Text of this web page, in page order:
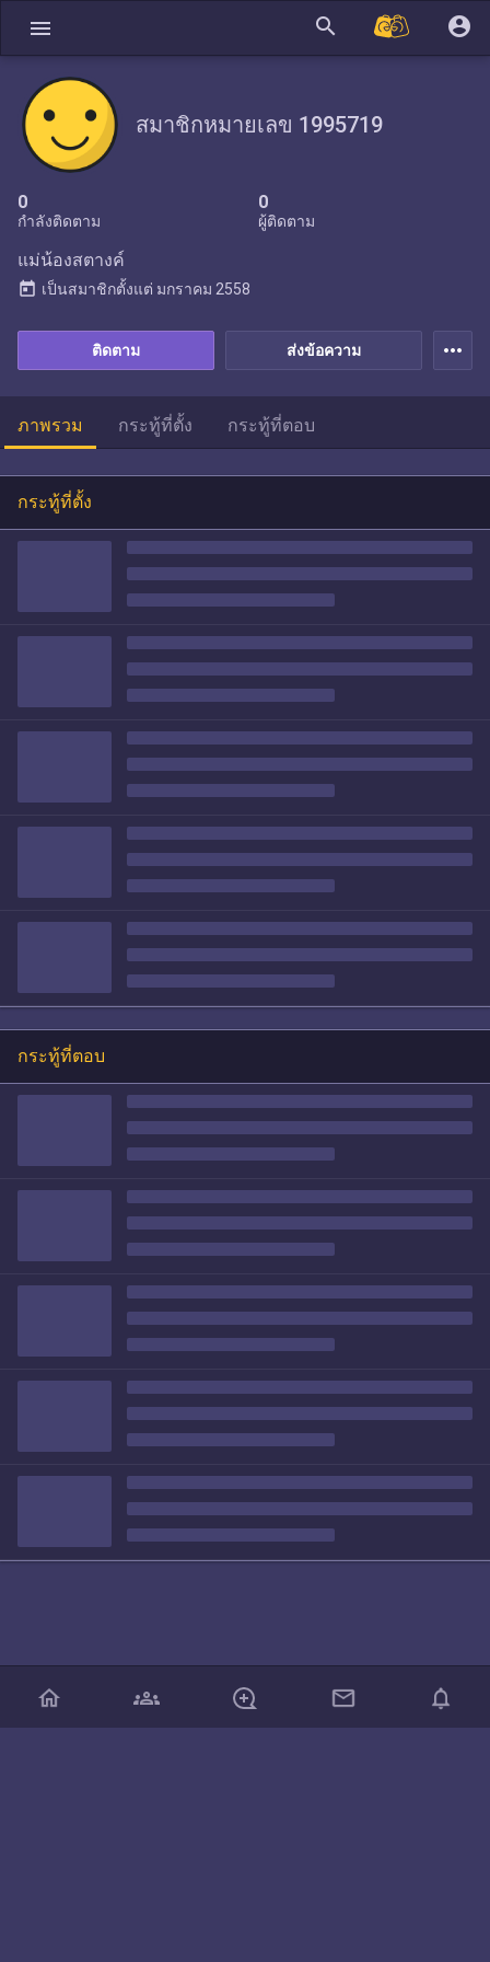
menu search account_circle
สมาชิกหมายเลข 1995719
0
กำลังติดตาม
0
ผู้ติดตาม
ส่งข้อความ
ติดตาม
แม่น้องสตางค์
today เป็นสมาชิกตั้งแต่ มกราคม 2558
more_horiz
ภาพรวม กระทู้ที่ตั้ง กระทู้ที่ตอบ
กระทู้ที่ตั้ง
กระทู้ที่ตอบ